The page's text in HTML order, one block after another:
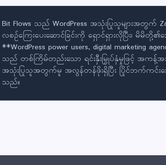
Bit Flows သည် WordPress အသုံးပြုသူများအတွက်
လစဉ်ကြေးပေးဆောင်ခြင်းကို ရှောင်ရှားလိုပြီး၊ မိ
**WordPress power users, digital marketing
သည် တစ်ကြိမ်တည်းသော ရင်းနှီးမြှုပ်နှံမှုဖြင့် အကန့်အ
အသုံးပြုသူအတွက်မူ အလွန်တန်ဖိုးရှိပြီး ပြိုင်ဘက်ကင်းသေ
သည်။